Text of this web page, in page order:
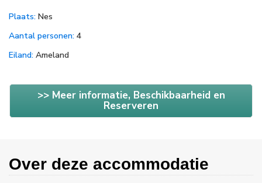
Plaats: Nes
Aantal personen: 4
Eiland: Ameland
>> Meer informatie, Beschikbaarheid en
Reserveren
Over deze accommodatie